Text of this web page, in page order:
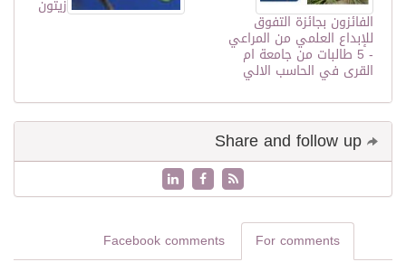
زيتون
الفائزون بجائزة التفوق
للإبداع العلمي من المراعي
- 5 طالبات من جامعة ام
القرى في الحاسب الالي
For comments
Facebook comments